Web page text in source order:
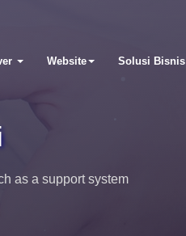
Website Solusi Bisnis
as a support system